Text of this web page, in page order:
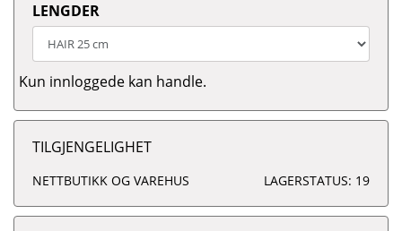
LENGDER
Kun innloggede kan handle.
TILGJENGELIGHET
NETTBUTIKK OG VAREHUS LAGERSTATUS: 19